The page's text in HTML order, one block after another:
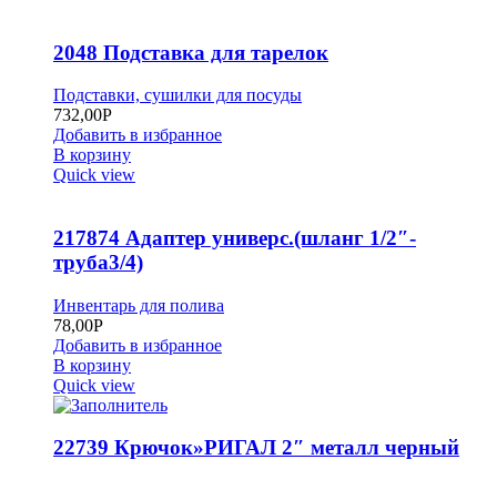
2048 Подставка для тарелок
Подставки, сушилки для посуды
732,00Р
Добавить в избранное
В корзину
Quick view
217874 Адаптер универс.(шланг 1/2″-
труба3/4)
Инвентарь для полива
78,00Р
Добавить в избранное
В корзину
Quick view
22739 Крючок»РИГАЛ 2″ металл черный